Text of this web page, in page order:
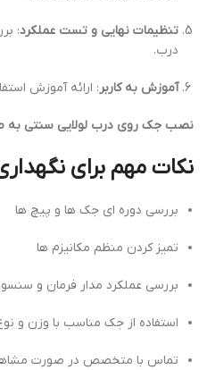
تنظیمات نهایی و تست عملکرد:
درب.
آموزش به کاربر : ارائه آموزش
نصب جک روی درب لولایی سنتی
نکات مهم برای
بررسی دوره ای جک ها و پیچ ها
تمیز کردن منظم مکانیزم ها
بررسی عملکرد مدار فرمان و
استفاده از جک مناسب با وزن و
تماس با متخصص در صورت